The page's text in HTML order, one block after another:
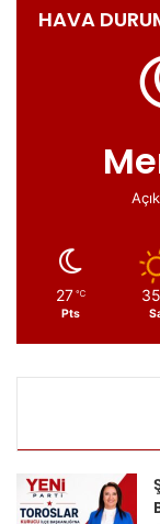
HAVA
27 ℃
Pts
35